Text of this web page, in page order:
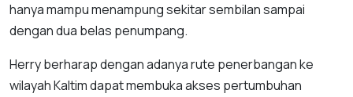
hanya mampu menampung sekitar sembilan sampai
dengan dua belas penumpang.
Herry berharap dengan adanya rute penerbangan ke
wilayah Kaltim dapat membuka akses pertumbuhan